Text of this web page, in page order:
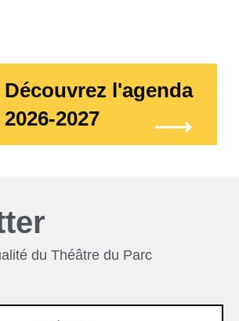
Découvrez l'agenda
2026-2027
du Théâtre du Parc